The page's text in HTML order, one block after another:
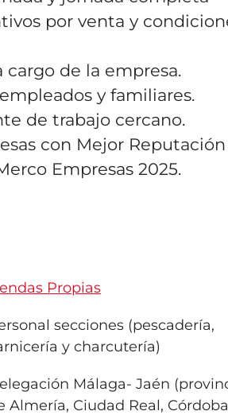
por venta y
de la empresa.
y familiares.
de trabajo cercano.
con Mejor
Empresas 2025.
Propias
secciones (pescadería,
y charcutería)
Málaga- Jaén
Almería, Ciudad Real,